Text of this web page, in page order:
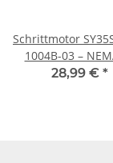
Schrittmotor
1004B-03 –
1,0A 36mm
28,99 € *